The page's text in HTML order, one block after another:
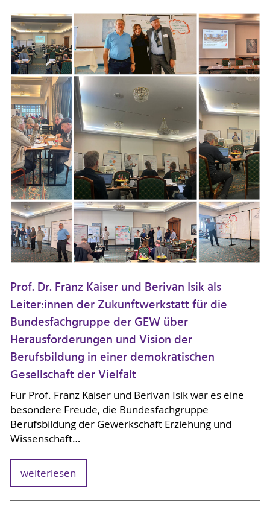
Prof. Dr. Franz Kaiser und Berivan Isik als
Leiter:innen der Zukunftwerkstatt für die
Bundesfachgruppe der GEW über
Herausforderungen und Vision der
Berufsbildung in einer demokratischen
Gesellschaft der Vielfalt
Für Prof. Franz Kaiser und Berivan Isik war es eine
besondere Freude, die Bundesfachgruppe
Berufsbildung der Gewerkschaft Erziehung und
Wissenschaft…
weiterlesen